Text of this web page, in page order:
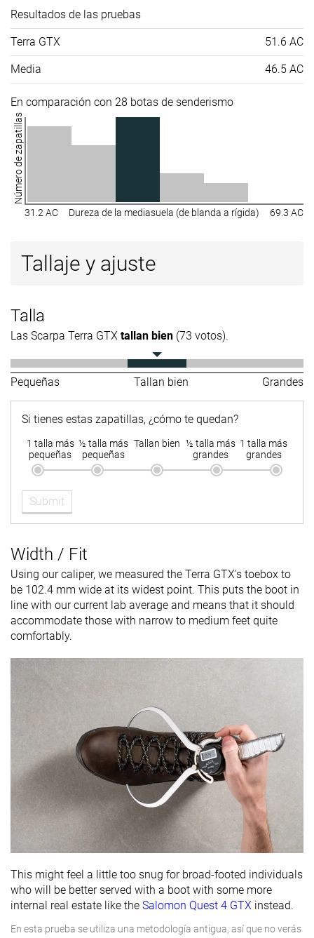
Resultados de las pruebas
Terra GTX 51.6 AC
Media 46.5 AC
En comparación con 28 botas de senderismo
Número de zapatillas
31.2 AC Dureza de la mediasuela (de blanda a rígida) 69.3 AC
Tallaje y ajuste
Talla
Las Scarpa Terra GTX tallan bien (73 votos).
Pequeñas Tallan bien Grandes
Si tienes estas zapatillas, ¿cómo te quedan?
1 talla más
pequeñas
½ talla más
pequeñas
Tallan bien ½ talla más
grandes
1 talla más
grandes
Submit
Width / Fit
Using our caliper, we measured the Terra GTX's toebox to
be 102.4 mm wide at its widest point. This puts the boot in
line with our current lab average and means that it should
accommodate those with narrow to medium feet quite
comfortably.
This might feel a little too snug for broad-footed individuals
who will be better served with a boot with some more
internal real estate like the Salomon Quest 4 GTX instead.
En esta prueba se utiliza una metodología antigua, así que no verás